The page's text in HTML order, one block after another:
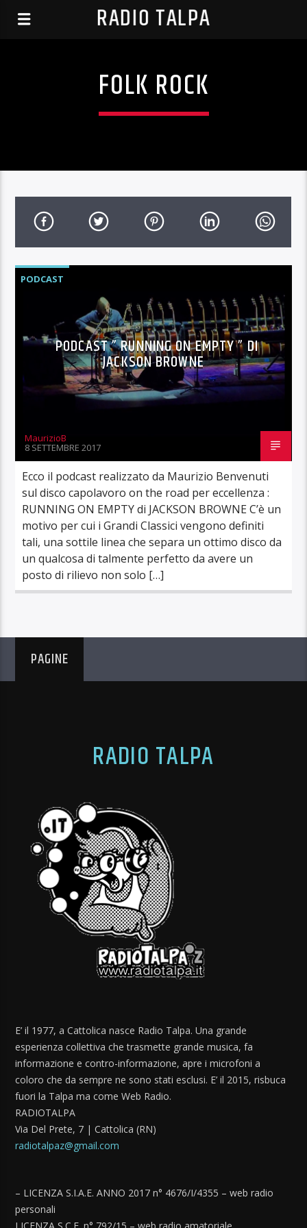
RADIO TALPA
FOLK ROCK
PODCAST
PODCAST ” RUNNING ON EMPTY ” DI
JACKSON BROWNE
MaurizioB
8 SETTEMBRE 2017
Ecco il podcast realizzato da Maurizio Benvenuti
sul disco capolavoro on the road per eccellenza :
RUNNING ON EMPTY di JACKSON BROWNE C’è un
motivo per cui i Grandi Classici vengono definiti
tali, una sottile linea che separa un ottimo disco da
un qualcosa di talmente perfetto da avere un
posto di rilievo non solo […]
PAGINE
RADIO TALPA
E’ il 1977, a Cattolica nasce Radio Talpa. Una grande
esperienza collettiva che trasmette grande musica, fa
informazione e contro-informazione, apre i microfoni a
coloro che da sempre ne sono stati esclusi. E’ il 2015, risbuca
fuori la Talpa ma come Web Radio.
RADIOTALPA
Via Del Prete, 7 | Cattolica (RN)
radiotalpaz@gmail.com
– LICENZA S.I.A.E. ANNO 2017 n° 4676/I/4355 – web radio
personali